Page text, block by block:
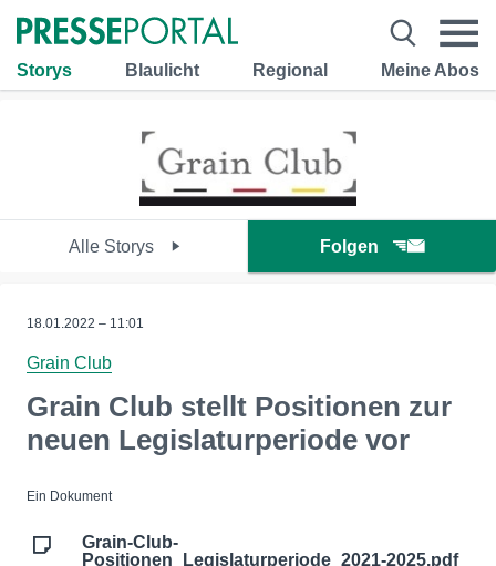
Storys Blaulicht Regional Meine Abos
Alle Storys Folgen
18.01.2022 – 11:01
Grain Club
Grain Club stellt Positionen zur
neuen Legislaturperiode vor
Ein Dokument
Grain-Club-
Positionen_Legislaturperiode_2021-2025.pdf